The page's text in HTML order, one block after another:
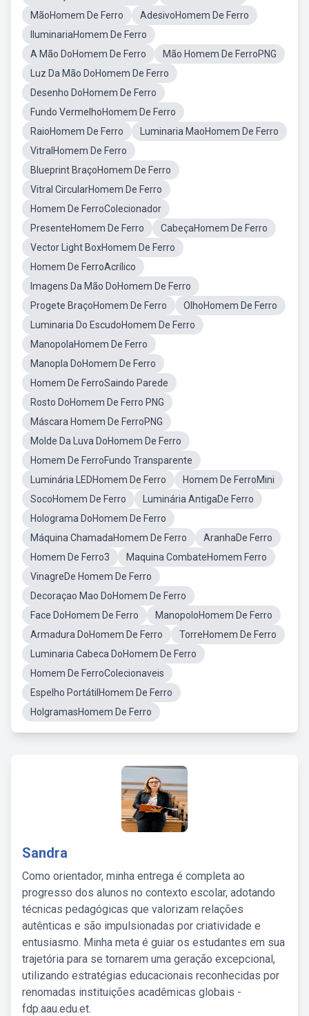
MãoHomem De Ferro
AdesivoHomem De Ferro
IluminariaHomem De Ferro
A Mão DoHomem De Ferro
Mão Homem De FerroPNG
Luz Da Mão DoHomem De Ferro
Desenho DoHomem De Ferro
Fundo VermelhoHomem De Ferro
RaioHomem De Ferro
Luminaria MaoHomem De Ferro
VitralHomem De Ferro
Blueprint BraçoHomem De Ferro
Vitral CircularHomem De Ferro
Homem De FerroColecionador
PresenteHomem De Ferro
CabeçaHomem De Ferro
Vector Light BoxHomem De Ferro
Homem De FerroAcrílico
Imagens Da Mão DoHomem De Ferro
Progete BraçoHomem De Ferro
OlhoHomem De Ferro
Luminaria Do EscudoHomem De Ferro
ManopolaHomem De Ferro
Manopla DoHomem De Ferro
Homem De FerroSaindo Parede
Rosto DoHomem De Ferro PNG
Máscara Homem De FerroPNG
Molde Da Luva DoHomem De Ferro
Homem De FerroFundo Transparente
Luminária LEDHomem De Ferro
Homem De FerroMini
SocoHomem De Ferro
Luminária AntigaDe Ferro
Holograma DoHomem De Ferro
Máquina ChamadaHomem De Ferro
AranhaDe Ferro
Homem De Ferro3
Maquina CombateHomem Ferro
VinagreDe Homem De Ferro
Decoraçao Mao DoHomem De Ferro
Face DoHomem De Ferro
ManopoloHomem De Ferro
Armadura DoHomem De Ferro
TorreHomem De Ferro
Luminaria Cabeca DoHomem De Ferro
Homem De FerroColecionaveis
Espelho PortátilHomem De Ferro
HolgramasHomem De Ferro
Sandra
Como orientador, minha entrega é completa ao
progresso dos alunos no contexto escolar, adotando
técnicas pedagógicas que valorizam relações
autênticas e são impulsionadas por criatividade e
entusiasmo. Minha meta é guiar os estudantes em sua
trajetória para se tornarem uma geração excepcional,
utilizando estratégias educacionais reconhecidas por
renomadas instituições acadêmicas globais -
fdp.aau.edu.et.